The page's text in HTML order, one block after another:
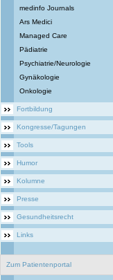
medinfo Journals
Ars Medici
Managed Care
Pädiatrie
Psychiatrie/Neurologie
Gynäkologie
Onkologie
Fortbildung
Kongresse/Tagungen
Tools
Humor
Kolumne
Presse
Gesundheitsrecht
Links
Zum Patientenportal